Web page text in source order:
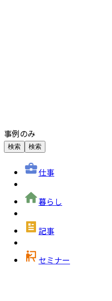
事例のみ
検索 検索
仕事
暮らし
記事
セミナー